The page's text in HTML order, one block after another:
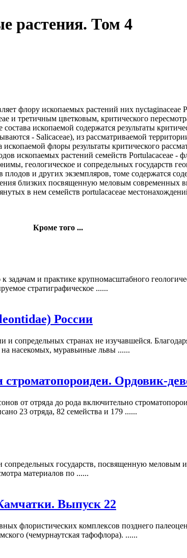
растения. Том 4
флору ископаемых растений них nyctaginaceae
и третичным цветковым, критического
состава ископаемой содержатся результаты
- Salicaceae), из рассматриваемой
ископаемой флоры результаты критического
ископаемых растений семейств Portulacaceae -
геологическое и сопредельных государств
плодов и других экземпляров, томе содержатся
близких посвященную меловым современных
в нем семейств portulacaceae
Кроме того ...
и практике крупномасштабного
стратиграфическое ......
России
сопредельных странах не изучавшейся.
насекомых, муравьиные львы ......
Ордовик-
от отряда до рода включительно
23 отряда, 82 семейства и 179 ......
сопредельных государств, посвященную
материалов по ......
Выпуск 22
флористических комплексов позднего
(чемурнаутская тафофлора). ......